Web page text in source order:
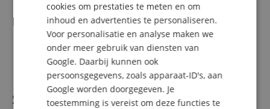
Levering
1 x Pronomic ECM-20 BK CAT5e netwerkkabel 20m
1 x Kabeltrommel
Specificaties
SPANISH
cookies om prestaties te meten en om
inhoud en advertenties te personaliseren.
Voor personalisatie en analyse maken we
onder meer gebruik van diensten van
Google. Daarbij kunnen ook
persoonsgegevens, zoals apparaat-ID's, aan
Google worden doorgegeven. Je
toestemming is vereist om deze functies te